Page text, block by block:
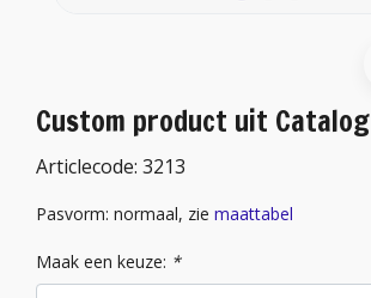
Custom product uit
Articlecode: 3213
Pasvorm: normaal, zie maattabel
Maak een keuze: *